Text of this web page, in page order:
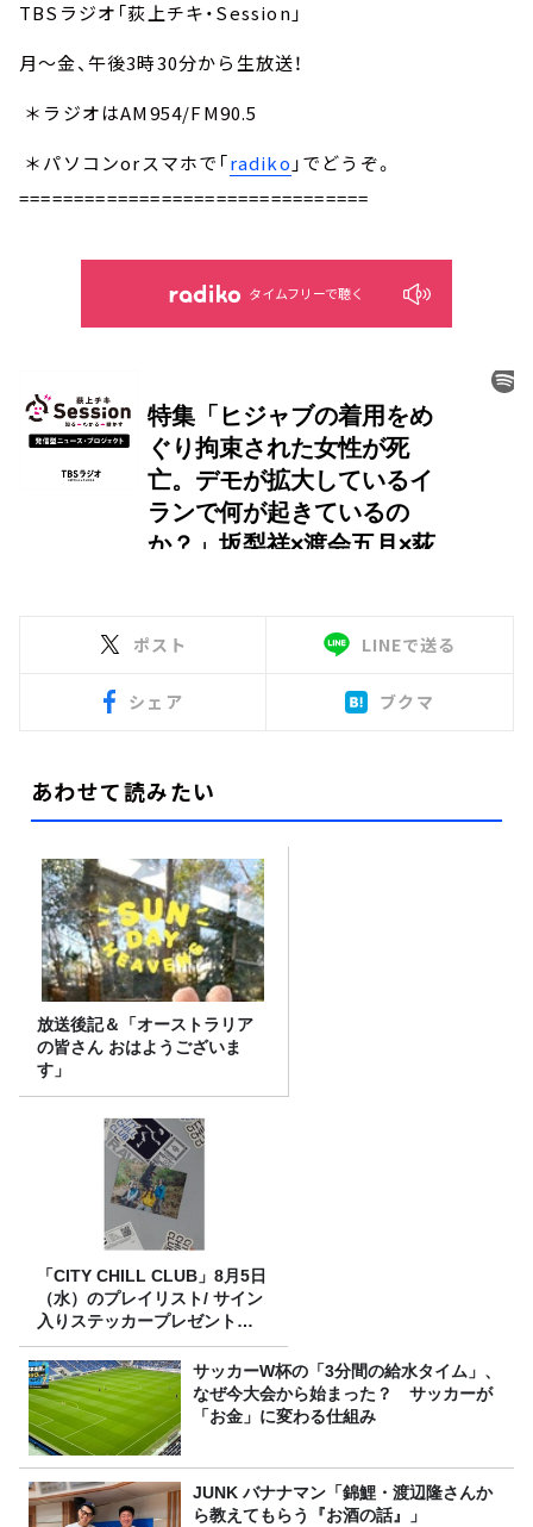
TBSラジオ「荻上チキ・Session」
月～金、午後3時30分から生放送！
＊ラジオはAM954/FM90.5
＊パソコンorスマホで「radiko 」でどうぞ。
================================
タイムフリーで聴く
ポスト LINEで送る
シェア ブクマ
あわせて読みたい
放送後記＆「オーストラリア
の皆さん おはようございま
す」
「CITY CHILL CLUB」8月5日
（水）のプレイリスト/ サイン
入りステッカープレゼント有
り
サッカーW杯の「3分間の給水タイム」、
なぜ今大会から始まった？ サッカーが
「お金」に変わる仕組み
JUNK バナナマン「錦鯉・渡辺隆さんか
ら教えてもらう『お酒の話』」